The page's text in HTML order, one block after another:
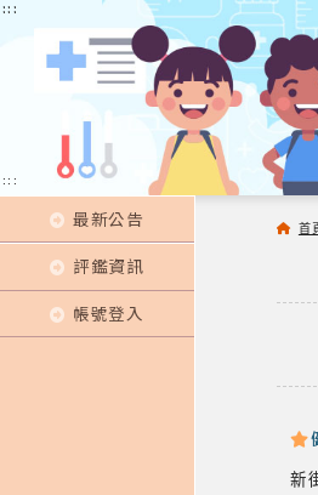
:::
:::
最新公告
評鑑資訊
帳號登入
首
新
:::